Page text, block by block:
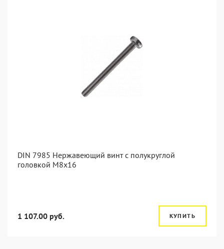
DIN 7985 Нержавеющий винт с полукруглой
головкой М8х16
1 107.00 руб. КУПИТЬ